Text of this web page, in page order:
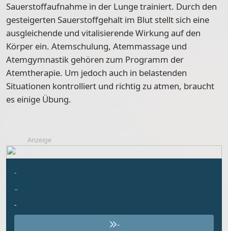
Sauerstoffaufnahme in der Lunge trainiert. Durch den
gesteigerten Sauerstoffgehalt im Blut stellt sich eine
ausgleichende und vitalisierende Wirkung auf den
Körper ein. Atemschulung, Atemmassage und
Atemgymnastik gehören zum Programm der
Atemtherapie. Um jedoch auch in belastenden
Situationen kontrolliert und richtig zu atmen, braucht
es einige Übung.
Anzeige
-
-
-
-